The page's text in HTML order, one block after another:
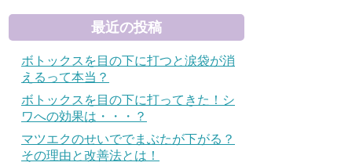
最近の投稿
ボトックスを目の下に打つと涙袋が消
えるって本当？
ボトックスを目の下に打ってきた！シ
ワへの効果は・・・？
マツエクのせいででまぶたが下がる？
その理由と改善法とは！